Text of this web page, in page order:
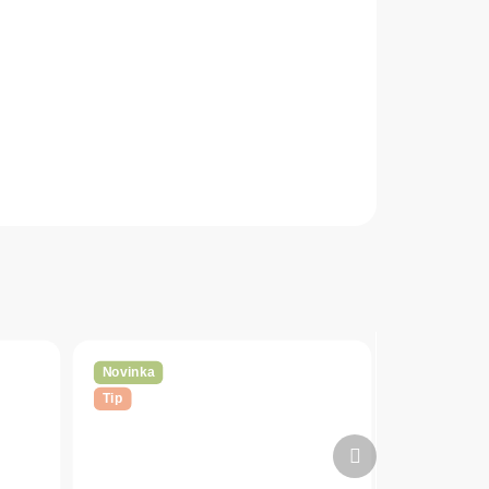
Novinka
Tip
Ďalší
produkt